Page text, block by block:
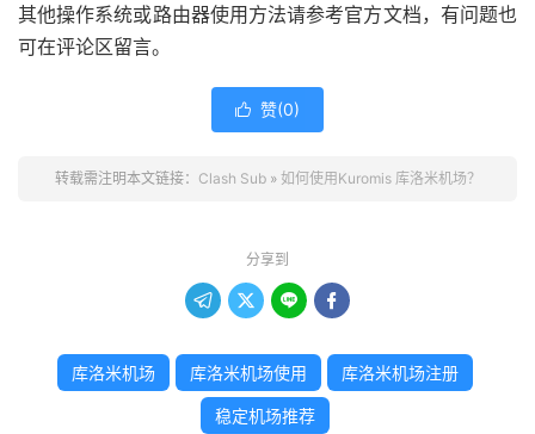
其他操作系统或路由器使用方法请参考官方文档，有问题也
可在评论区留言。
 赞(0)
转载需注明本文链接： Clash Sub» 如何使用Kuromis 库洛米机场？
分享到
   
库洛米机场 库洛米机场使用 库洛米机场注册
稳定机场推荐